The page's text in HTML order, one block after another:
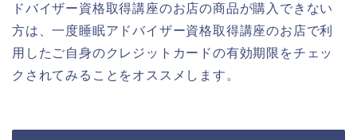
ドバイザー資格取得講座のお店の商品が購入できない
方は、一度睡眠アドバイザー資格取得講座のお店で利
用したご自身のクレジットカードの有効期限をチェッ
クされてみることをオススメします。